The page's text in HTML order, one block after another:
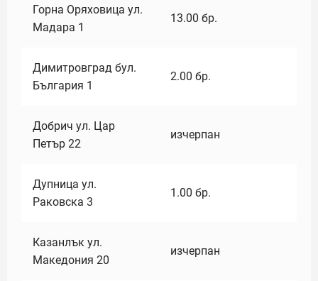
Горна Оряховица ул.
Мадара 1
13.00 бр.
Димитровград бул.
България 1
2.00 бр.
Добрич ул. Цар
Петър 22
изчерпан
Дупница ул.
Раковска 3
1.00 бр.
Казанлък ул.
Македония 20
изчерпан